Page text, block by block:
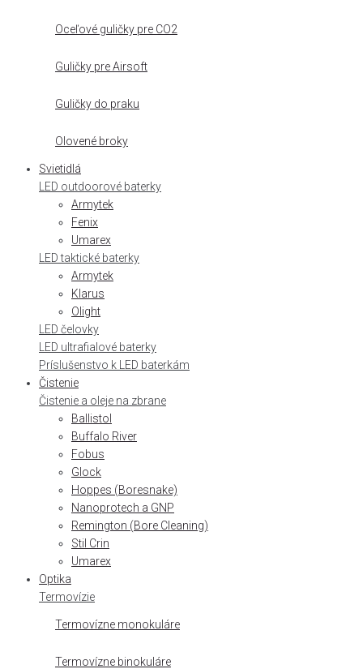
Oceľové guličky pre CO2
Guličky pre Airsoft
Guličky do praku
Olovené broky
Svietidlá
LED outdoorové baterky
Armytek
Fenix
Umarex
LED taktické baterky
Armytek
Klarus
Olight
LED čelovky
LED ultrafialové baterky
Príslušenstvo k LED baterkám
Čistenie
Čistenie a oleje na zbrane
Ballistol
Buffalo River
Fobus
Glock
Hoppes (Boresnake)
Nanoprotech a GNP
Remington (Bore Cleaning)
Stil Crin
Umarex
Optika
Termovízie
Termovízne monokuláre
Termovízne binokuláre